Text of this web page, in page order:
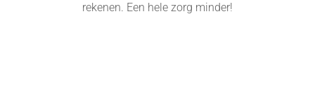
rekenen. Een hele zorg minder!